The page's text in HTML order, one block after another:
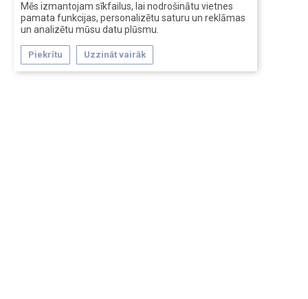
Mēs izmantojam sīkfailus, lai nodrošinātu vietnes
pamata funkcijas, personalizētu saturu un reklāmas
un analizētu mūsu datu plūsmu.
Piekrītu Uzzināt vairāk